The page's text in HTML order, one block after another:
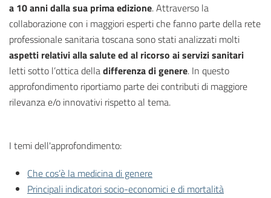
a 10 anni dalla sua prima edizione. Attraverso la
collaborazione con i maggiori esperti che fanno parte della rete
professionale sanitaria toscana sono stati analizzati molti
aspetti relativi alla salute ed al ricorso ai servizi sanitari
letti sotto l’ottica delladifferenza di genere. In questo
approfondimento riportiamo parte dei contributi di maggiore
rilevanza e/o innovativi rispetto al tema.
I temi dell'approfondimento:
Che cos’è la medicina di genere
Principali indicatori socio-economici e di mortalità